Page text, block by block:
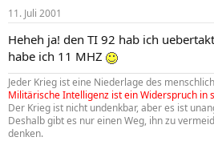
11. Juli 2001
Heheh ja! den TI 92 hab ich
habe ich 11 MHZ
Jeder Krieg ist eine Niederlage des
Militärische Intelligenz ist ein Widerspruch in
Der Krieg ist nicht undenkbar, aber es ist
Deshalb gibt es nur einen Weg, ihn zu
denken.